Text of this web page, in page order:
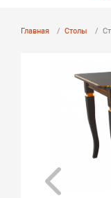
Главная Столы